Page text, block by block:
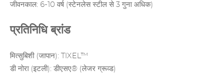
जीवनकाल: 6-10 वर्ष (स्टेनलेस स्टील से 3 गुना अधिक)
प्रतिनिधि ब्रांड
मित्सुबिशी (जापान): TIXEL™
डी नोरा (इटली): डीएसए® (लेजर ग्रूव्ड)